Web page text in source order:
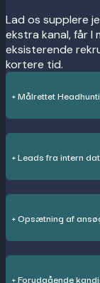
Lad os supplere
ekstra kanal, får
eksisterende
kortere tid.
+ Målrettet
+ Leads fra intern
+ Opsætning af
+ Forudgående